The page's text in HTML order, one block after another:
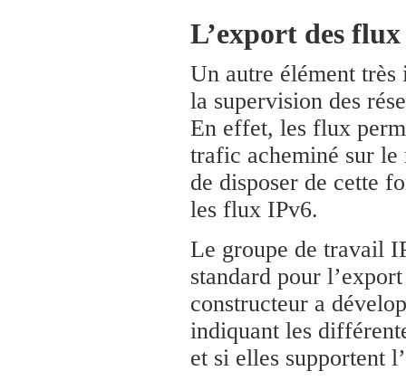
L’export des
Un autre élément très
la supervision des
En effet, les flux
trafic acheminé sur le
de disposer de cette
les flux IPv6.
Le groupe de travail
standard pour
constructeur a
indiquant les
et si elles supportent